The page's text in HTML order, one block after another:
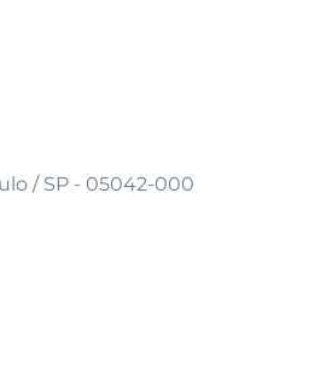
/ SP - 05042-000